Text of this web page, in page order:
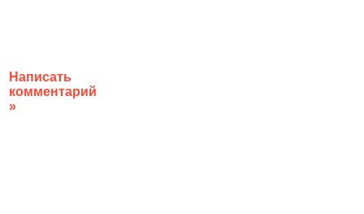
Написать
комментарий
»